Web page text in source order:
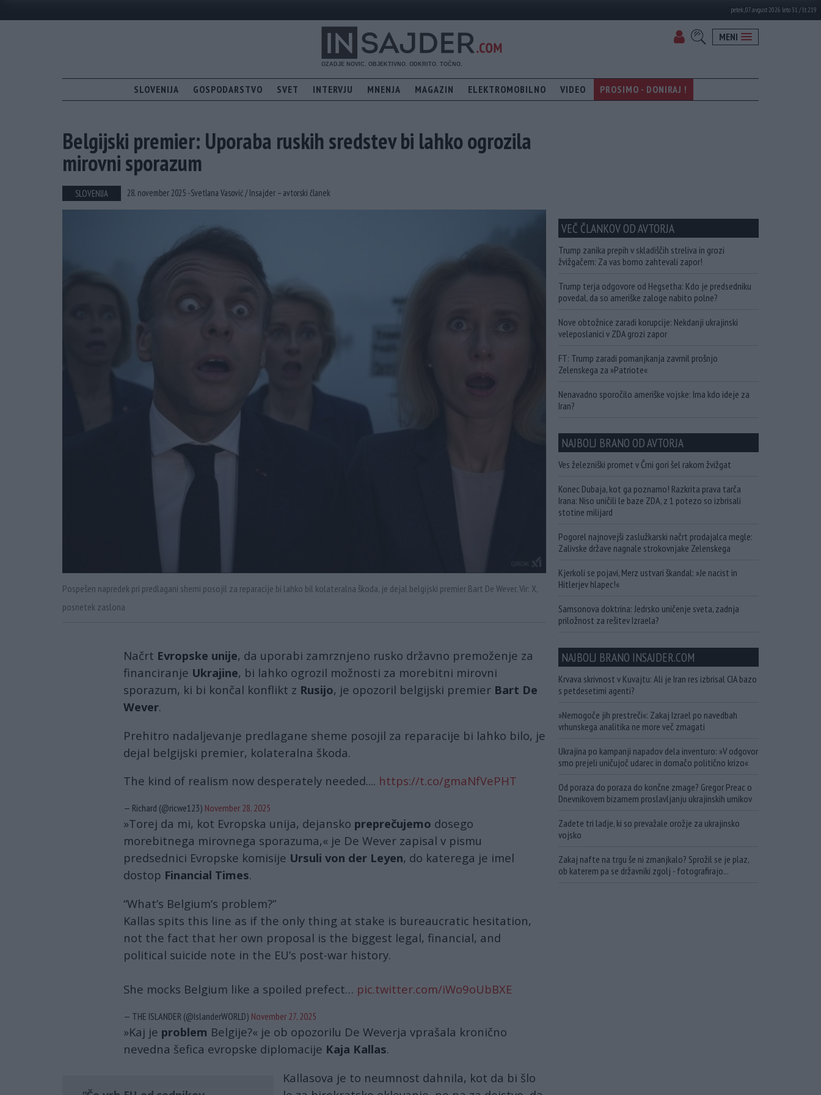
petek, 07. avgust 2026 leto 31 / št. 219
MENI
SLOVENIJA GOSPODARSTVO SVET INTERVJU MNENJA MAGAZIN ELEKTROMOBILNO VIDEO PROSIMO - DONIRAJ !
Belgijski premier: Uporaba ruskih sredstev bi lahko ogrozila
mirovni sporazum
SLOVENIJA 28. november 2025 -Svetlana Vasović /Insajder – avtorski članek
Pospešen napredek pri predlagani shemi posojil za reparacije bi lahko bil kolateralna škoda, je dejal belgijski premier Bart De Wever. Vir: X,
posnetek zaslona
Načrt Evropske unije, da uporabi zamrznjeno rusko državno premoženje za
financiranje Ukrajine, bi lahko ogrozil možnosti za morebitni mirovni
sporazum, ki bi končal konflikt z Rusijo, je opozoril belgijski premier Bart De
Wever.
Prehitro nadaljevanje predlagane sheme posojil za reparacije bi lahko bilo, je
dejal belgijski premier, kolateralna škoda.
The kind of realism now desperately needed.... https://t.co/gmaNfVePHT
— Richard (@ricwe123) November 28, 2025
»Torej da mi, kot Evropska unija, dejansko preprečujemo dosego
morebitnega mirovnega sporazuma,« je De Wever zapisal v pismu
predsednici Evropske komisije Ursuli von der Leyen, do katerega je imel
dostop Financial Times.
“What’s Belgium’s problem?”
Kallas spits this line as if the only thing at stake is bureaucratic hesitation,
not the fact that her own proposal is the biggest legal, financial, and
political suicide note in the EU’s post-war history.
She mocks Belgium like a spoiled prefect… pic.twitter.com/iWo9oUbBXE
— THE ISLANDER (@IslanderWORLD) November 27, 2025
»Kaj je problem Belgije?« je ob opozorilu De Weverja vprašala kronično
nevedna šefica evropske diplomacije Kaja Kallas.
Kallasova je to neumnost dahnila, kot da bi šlo
VEČ ČLANKOV OD AVTORJA
Trump zanika prepih v skladiščih streliva in grozi
žvižgačem: Za vas bomo zahtevali zapor!
Trump terja odgovore od Hegsetha: Kdo je predsedniku
povedal, da so ameriške zaloge nabito polne?
Nove obtožnice zaradi korupcije: Nekdanji ukrajinski
veleposlanici v ZDA grozi zapor
FT: Trump zaradi pomanjkanja zavrnil prošnjo
Zelenskega za »Patriote«
Nenavadno sporočilo ameriške vojske: Ima kdo ideje za
Iran?
NAJBOLJ BRANO OD AVTORJA
Ves železniški promet v Črni gori šel rakom žvižgat
Konec Dubaja, kot ga poznamo! Razkrita prava tarča
Irana: Niso uničili le baze ZDA, z 1 potezo so izbrisali
stotine milijard
Pogorel najnovejši zaslužkarski načrt prodajalca megle:
Zalivske države nagnale strokovnjake Zelenskega
Kjerkoli se pojavi, Merz ustvari škandal: »Je nacist in
Hitlerjev hlapec!«
Samsonova doktrina: Jedrsko uničenje sveta, zadnja
priložnost za rešitev Izraela?
NAJBOLJ BRANO INSAJDER.COM
Krvava skrivnost v Kuvajtu: Ali je Iran res izbrisal CIA bazo
s petdesetimi agenti?
»Nemogoče jih prestreči«: Zakaj Izrael po navedbah
vrhunskega analitika ne more več zmagati
Ukrajina po kampanji napadov dela inventuro: »V odgovor
smo prejeli uničujoč udarec in domačo politično krizo«
Od poraza do poraza do končne zmage? Gregor Preac o
Dnevnikovem bizarnem proslavljanju ukrajinskih umikov
Zadete tri ladje, ki so prevažale orožje za ukrajinsko
vojsko
Zakaj nafte na trgu še ni zmanjkalo? Sprožil se je plaz,
ob katerem pa se državniki zgolj - fotografirajo...